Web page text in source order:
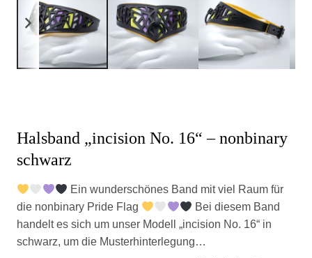
Halsband „incision No. 16“ – nonbinary
schwarz
Ein wunderschönes Band mit viel Raum für
die nonbinary Pride Flag
Bei diesem Band
handelt es sich um unser Modell „incision No. 16“ in
schwarz, um die Musterhinterlegung…